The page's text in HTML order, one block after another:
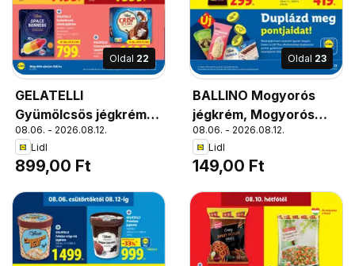
Oldal 22
GELATELLI
Gyümölcsös jégkrém,
Eper / narancs-
maracuja, 6 x 60ml; 1l
= 2 498 Ft
08.06. - 2026.08.12.
Lidl
899,00 Ft
Oldal 23
BALLINO Mogyorós
jégkrém, Mogyorós
jégkrém
08.06. - 2026.08.12.
Lidl
149,00 Ft